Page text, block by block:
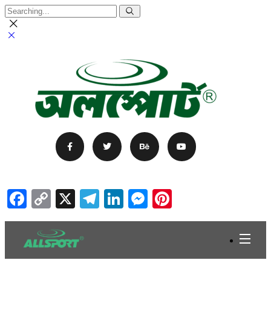
Facebook
Copy
Link
X Telegram
LinkedIn
Messenger